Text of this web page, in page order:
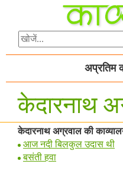
अप्रतिम
केदारनाथ
केदारनाथ अग्रवाल की
आज नदी बिलकुल उदास थी
बसंती हवा